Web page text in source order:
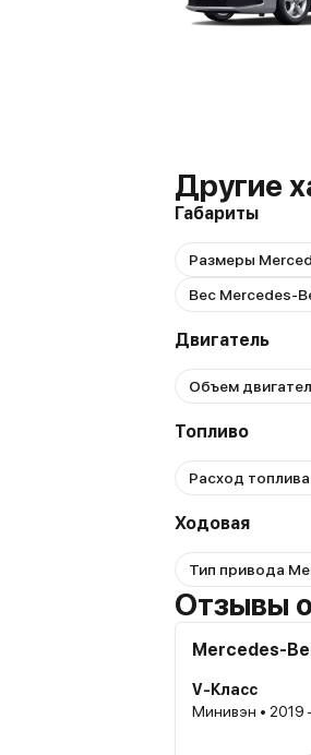
Другие
Габариты
Размеры
Вес Mercedes-
Двигатель
Объем
Топливо
Расход
Ходовая
Тип привода
Отзывы
Mercedes-
V-Класс
Минивэн • 2019